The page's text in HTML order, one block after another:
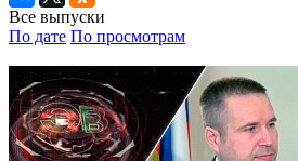
Все выпуски
По дате По просмотрам